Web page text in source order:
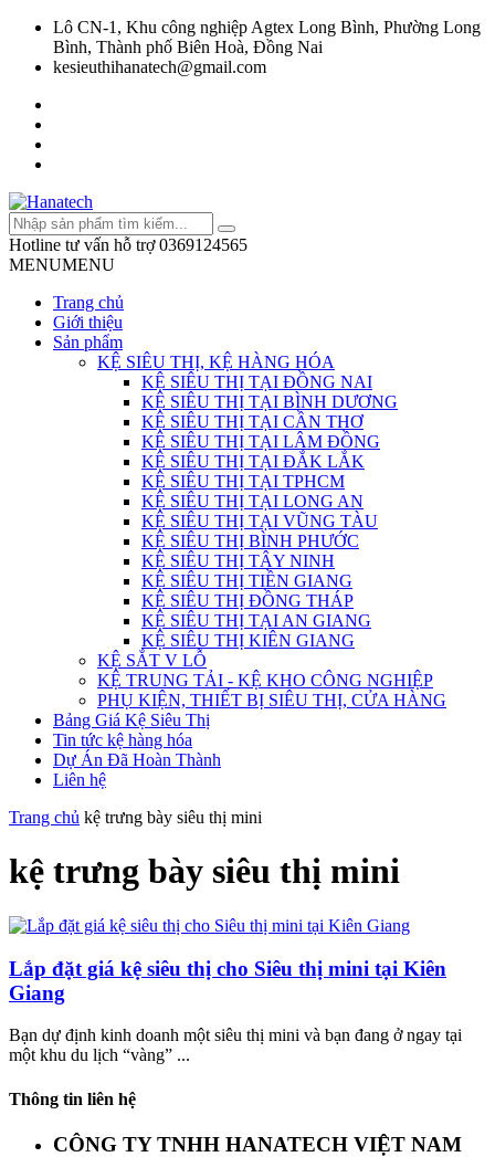
Lô CN-1, Khu công nghiệp Agtex Long Bình, Phường Long
Bình, Thành phố Biên Hoà, Đồng Nai
kesieuthihanatech@gmail.com
Hotline tư vấn hỗ trợ 0369124565
MENUMENU
Trang chủ
Giới thiệu
Sản phẩm
KỆ SIÊU THỊ, KỆ HÀNG HÓA
KỆ SIÊU THỊ TẠI ĐỒNG NAI
KỆ SIÊU THỊ TẠI BÌNH DƯƠNG
KỆ SIÊU THỊ TẠI CẦN THƠ
KỆ SIÊU THỊ TẠI LÂM ĐỒNG
KỆ SIÊU THỊ TẠI ĐẮK LẮK
KỆ SIÊU THỊ TẠI TPHCM
KỆ SIÊU THỊ TẠI LONG AN
KỆ SIÊU THỊ TẠI VŨNG TÀU
KỆ SIÊU THỊ BÌNH PHƯỚC
KỆ SIÊU THỊ TÂY NINH
KỆ SIÊU THỊ TIỀN GIANG
KỆ SIÊU THỊ ĐỒNG THÁP
KỆ SIÊU THỊ TẠI AN GIANG
KỆ SIÊU THỊ KIÊN GIANG
KỆ SẮT V LỖ
KỆ TRUNG TẢI - KỆ KHO CÔNG NGHIỆP
PHỤ KIỆN, THIẾT BỊ SIÊU THỊ, CỬA HÀNG
Bảng Giá Kệ Siêu Thị
Tin tức kệ hàng hóa
Dự Án Đã Hoàn Thành
Liên hệ
Trang chủ kệ trưng bày siêu thị mini
kệ trưng bày siêu thị mini
Lắp đặt giá kệ siêu thị cho Siêu thị mini tại Kiên
Giang
Bạn dự định kinh doanh một siêu thị mini và bạn đang ở ngay tại
một khu du lịch “vàng” ...
Thông tin liên hệ
CÔNG TY TNHH HANATECH VIỆT NAM